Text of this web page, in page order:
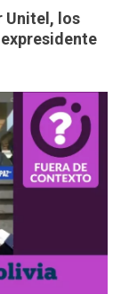
Unitel, los